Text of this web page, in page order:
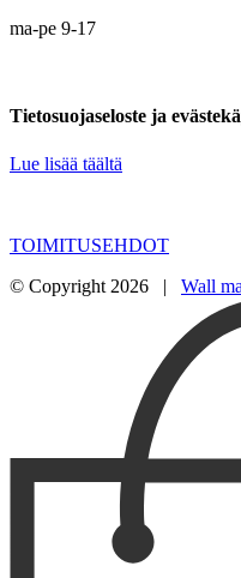
ma-pe 9-17
Tietosuojaseloste ja
Lue lisää täältä
TOIMITUSEHDOT
© Copyright 2026 | Wall